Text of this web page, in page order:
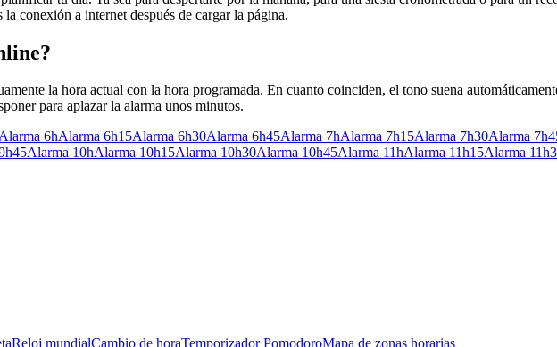
conexión a internet después de cargar la página.
la hora actual con la hora programada. En cuanto coinciden, el tono suena
para aplazar la alarma unos minutos.
6hAlarma 6h15Alarma 6h30Alarma 6h45Alarma 7hAlarma 7h15Alarma 7h30Alarma
Alarma 10hAlarma 10h15Alarma 10h30Alarma 10h45Alarma 11hAlarma 11h15Alarma
Reloj mundialCambio de horaTemporizador PomodoroMapa de zonas horarias